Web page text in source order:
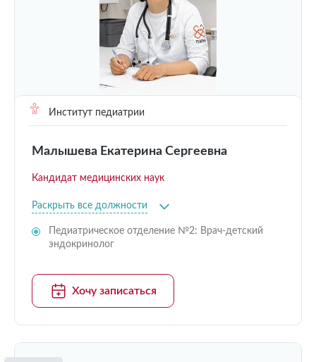
Институт педиатрии
Малышева Екатерина Сергеевна
Кандидат медицинских наук
Раскрыть все должности
Педиатрическое отделение №2: Врач-детский
эндокринолог
Хочу записаться